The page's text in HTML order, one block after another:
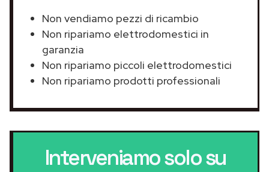
Non vendiamo pezzi di ricambio
Non ripariamo elettrodomestici in
garanzia
Non ripariamo piccoli elettrodomestici
Non ripariamo prodotti professionali
Interveniamo solo su